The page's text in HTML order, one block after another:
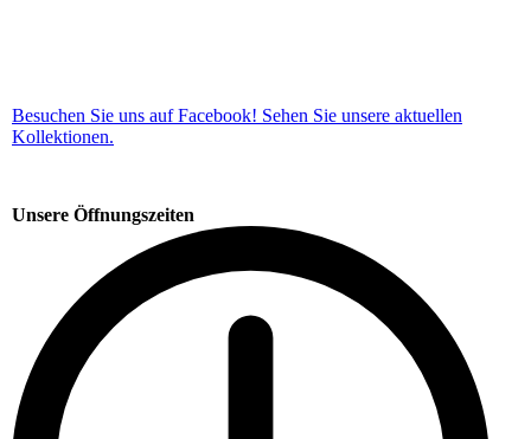
Besuchen Sie uns auf Facebook! Sehen Sie unsere aktuellen
Kollektionen.
Unsere Öffnungszeiten